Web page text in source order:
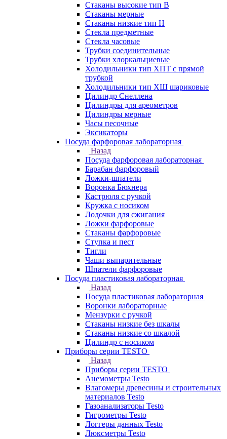
Стаканы высокие тип В
Стаканы мерные
Стаканы низкие тип Н
Стекла предметные
Стекла часовые
Трубки соединительные
Трубки хлоркальциевые
Холодильники тип ХПТ с прямой
трубкой
Холодильники тип ХШ шариковые
Цилиндр Снеллена
Цилиндры для ареометров
Цилиндры мерные
Часы песочные
Эксикаторы
Посуда фарфоровая лабораторная
Назад
Посуда фарфоровая лабораторная
Барабан фарфоровый
Ложки-шпатели
Воронка Бюхнера
Кастрюля с ручкой
Кружка с носиком
Лодочки для сжигания
Ложки фарфоровые
Стаканы фарфоровые
Ступка и пест
Тигли
Чаши выпарительные
Шпатели фарфоровые
Посуда пластиковая лабораторная
Назад
Посуда пластиковая лабораторная
Воронки лабораторные
Мензурки с ручкой
Стаканы низкие без шкалы
Стаканы низкие со шкалой
Цилиндр с носиком
Приборы серии TESTO
Назад
Приборы серии TESTO
Анемометры Testo
Влагомеры древесины и строительных
материалов Testo
Газоанализаторы Testo
Гигрометры Testo
Логгеры данных Testo
Люксметры Testo